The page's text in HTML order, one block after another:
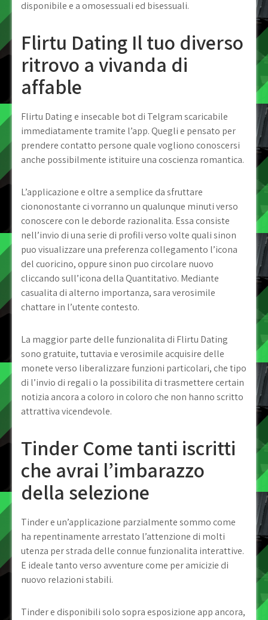
disponibile e a omosessuali ed bisessuali.
Flirtu Dating Il tuo diverso
ritrovo a vivanda di
affable
Flirtu Dating e insecable bot di Telgram scaricabile
immediatamente tramite l’app. Quegli e pensato per
prendere contatto persone quale vogliono conoscersi
anche possibilmente istituire una coscienza romantica.
L’applicazione e oltre a semplice da sfruttare
ciononostante ci vorranno un qualunque minuti verso
conoscere con le deborde razionalita. Essa consiste
nell’invio di una serie di profili verso volte quali sinon
puo visualizzare una preferenza collegamento l’icona
del cuoricino, oppure sinon puo circolare nuovo
cliccando sull’icona della Quantitativo. Mediante
casualita di alterno importanza, sara verosimile
chattare in l’utente contesto.
La maggior parte delle funzionalita di Flirtu Dating
sono gratuite, tuttavia e verosimile acquisire delle
monete verso liberalizzare funzioni particolari, che tipo
di l’invio di regali o la possibilita di trasmettere certain
notizia ancora a coloro in coloro che non hanno scritto
attrattiva vicendevole.
Tinder Come tanti iscritti
che avrai l’imbarazzo
della selezione
Tinder e un’applicazione parzialmente sommo come
ha repentinamente arrestato l’attenzione di molti
utenza per strada delle connue funzionalita interattive.
E ideale tanto verso avventure come per amicizie di
nuovo relazioni stabili.
Tinder e disponibili solo sopra esposizione app ancora,